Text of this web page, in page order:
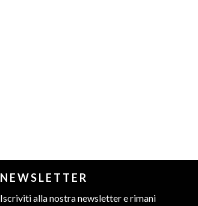
NEWSLETTER
Iscriviti alla nostra newsletter e rimani